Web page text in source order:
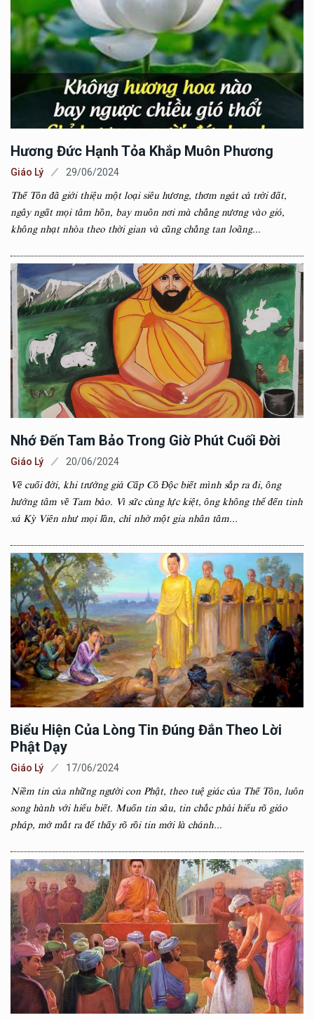
Hương Đức Hạnh Tỏa Khắp Muôn Phương
Giáo Lý 29/06/2024
Thế Tôn đã giới thiệu một loại siêu hương, thơm ngát cả trời đất,
ngây ngất mọi tâm hồn, bay muôn nơi mà chẳng nương vào gió,
không nhạt nhòa theo thời gian và cũng chẳng tan loãng...
Nhớ Đến Tam Bảo Trong Giờ Phút Cuối Đời
Giáo Lý 20/06/2024
Về cuối đời, khi trưởng giả Cấp Cô Độc biết mình sắp ra đi, ông
hướng tâm về Tam bảo. Vì sức cùng lực kiệt, ông không thể đến tinh
xá Kỳ Viên như mọi lần, chỉ nhờ một gia nhân tâm...
Biểu Hiện Của Lòng Tin Đúng Đắn Theo Lời
Phật Dạy
Giáo Lý 17/06/2024
Niềm tin của những người con Phật, theo tuệ giác của Thế Tôn, luôn
song hành với hiểu biết. Muốn tin sâu, tin chắc phải hiểu rõ giáo
pháp, mở mắt ra để thấy rõ rồi tin mới là chánh...